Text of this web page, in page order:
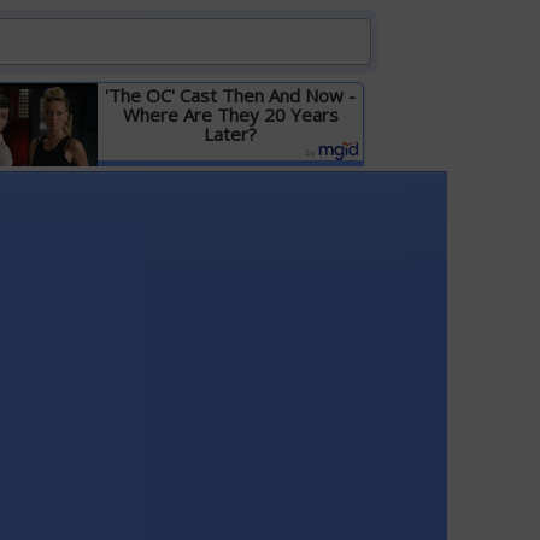
'The OC' Cast Then And Now -
Where Are They 20 Years
Later?
Детальніше